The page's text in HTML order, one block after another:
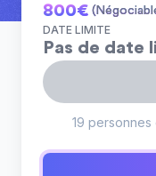
800€
DATE LIMITE
Pas de date
19